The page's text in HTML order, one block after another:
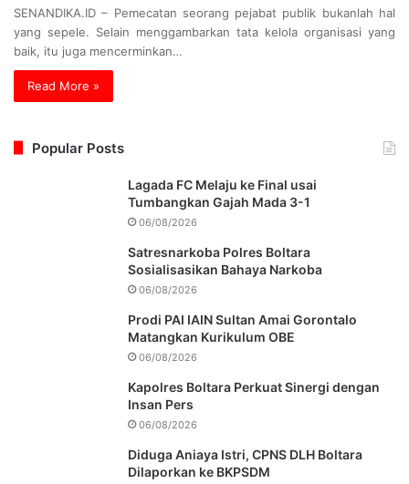
SENANDIKA.ID – Pemecatan seorang pejabat publik bukanlah hal
yang sepele. Selain menggambarkan tata kelola organisasi yang
baik, itu juga mencerminkan…
Read More »
Popular Posts
Lagada FC Melaju ke Final usai
Tumbangkan Gajah Mada 3-1
06/08/2026
Satresnarkoba Polres Boltara
Sosialisasikan Bahaya Narkoba
06/08/2026
Prodi PAI IAIN Sultan Amai Gorontalo
Matangkan Kurikulum OBE
06/08/2026
Kapolres Boltara Perkuat Sinergi dengan
Insan Pers
06/08/2026
Diduga Aniaya Istri, CPNS DLH Boltara
Dilaporkan ke BKPSDM